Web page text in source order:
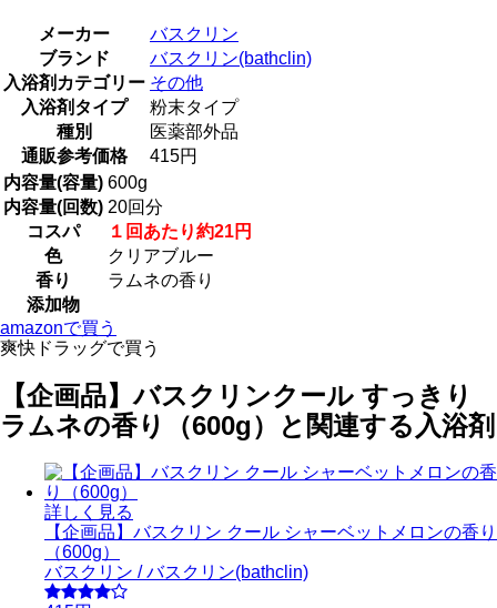
メーカー
バスクリン
ブランド
バスクリン(bathclin)
入浴剤カテゴリー その他
入浴剤タイプ
粉末タイプ
種別
医薬部外品
通販参考価格
415円
内容量(容量) 600g
内容量(回数) 20回分
コスパ
１回あたり約21円
色
クリアブルー
香り
ラムネの香り
添加物
amazonで買う
爽快ドラッグで買う
【企画品】バスクリンクール すっきり
ラムネの香り（600g）と関連する入浴剤
詳しく見る
【企画品】バスクリン クール シャーベットメロンの香り
（600g）
バスクリン / バスクリン(bathclin)